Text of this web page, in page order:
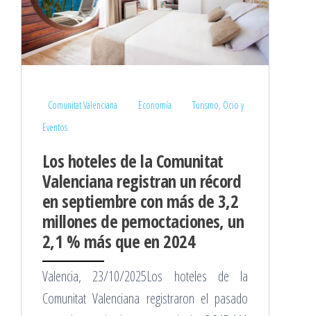
Comunitat Valenciana Economía
Turismo, Ocio y
Eventos
Los hoteles de la Comunitat
Valenciana registran un récord
en septiembre con más de 3,2
millones de pernoctaciones, un
2,1 % más que en 2024
Valencia, 23/10/2025Los hoteles de la
Comunitat Valenciana registraron el pasado